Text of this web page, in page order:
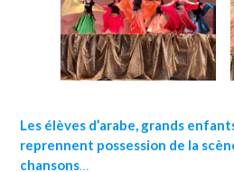
Les élèves d’arabe, grands
reprennent possession de la
chansons…